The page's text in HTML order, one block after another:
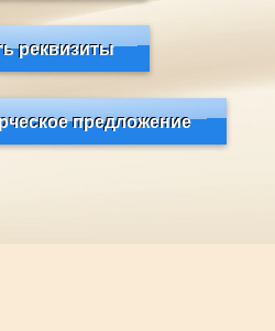
реквизиты
предложение